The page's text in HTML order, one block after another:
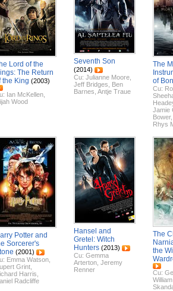
Lord of the
The Return
the King (2003)
Ian McKellen
Wood
Seventh Son
(2014)
Cu: Julianne Moore
Jeff Bridges
Ben
Barnes Antje Traue
The
of
Cu:
Jamie
Bower
Rhys
Potter and
Sorcerer's
(2001)
Emma Watson
Grint
Harris
Radcliffe
Hansel and
Gretel: Witch
Hunters (2013)
Cu: Gemma
Arterton Jeremy
Renner
The
the
Cu: